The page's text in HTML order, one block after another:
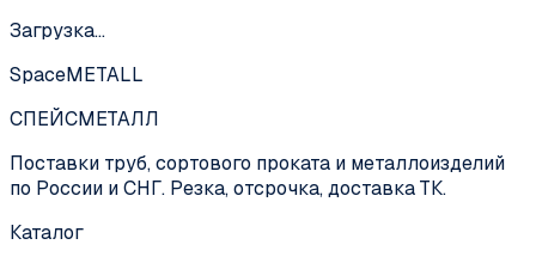
Загрузка…
SpaceMETALL
СПЕЙСМЕТАЛЛ
Поставки труб, сортового проката и металлоизделий
по России и СНГ. Резка, отсрочка, доставка ТК.
Каталог